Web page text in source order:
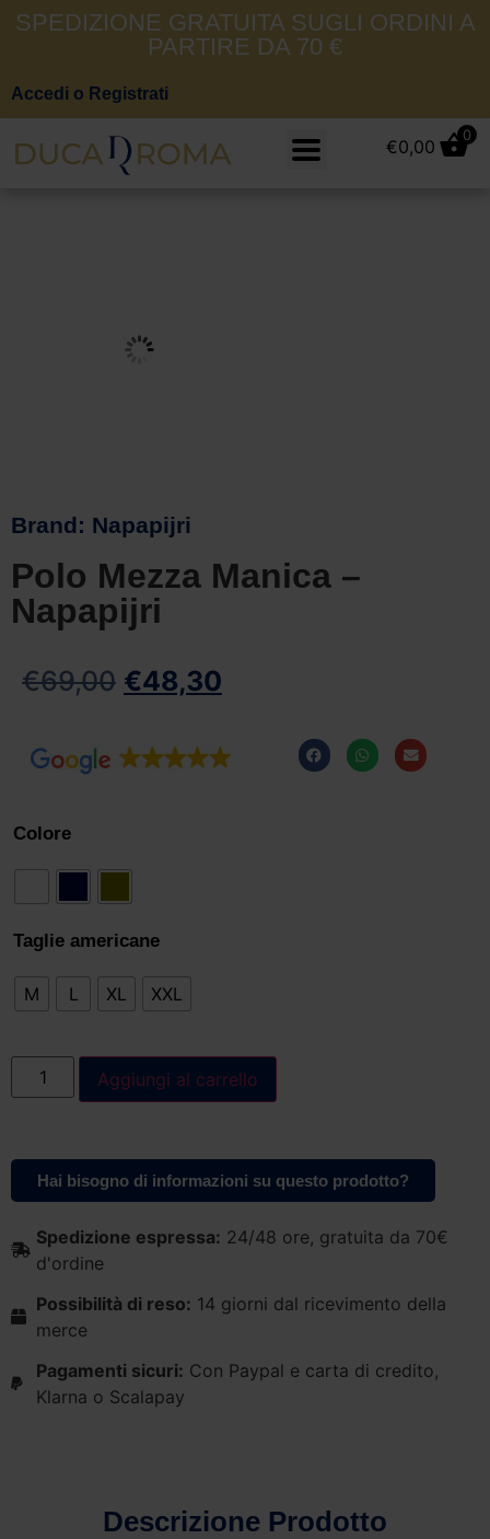
SPEDIZIONE GRATUITA SUGLI ORDINI A
PARTIRE DA 70 €
Accedi o Registrati
€0,00
0
Brand: Napapijri
Polo Mezza Manica –
Napapijri
€69,00 €48,30
Colore
Taglie americane
M L XL XXL
Aggiungi al carrello
Hai bisogno di informazioni su questo prodotto?
Spedizione espressa: 24/48 ore, gratuita da 70€
d'ordine
Possibilità di reso: 14 giorni dal ricevimento della
merce
Pagamenti sicuri: Con Paypal e carta di credito,
Klarna o Scalapay
Descrizione Prodotto